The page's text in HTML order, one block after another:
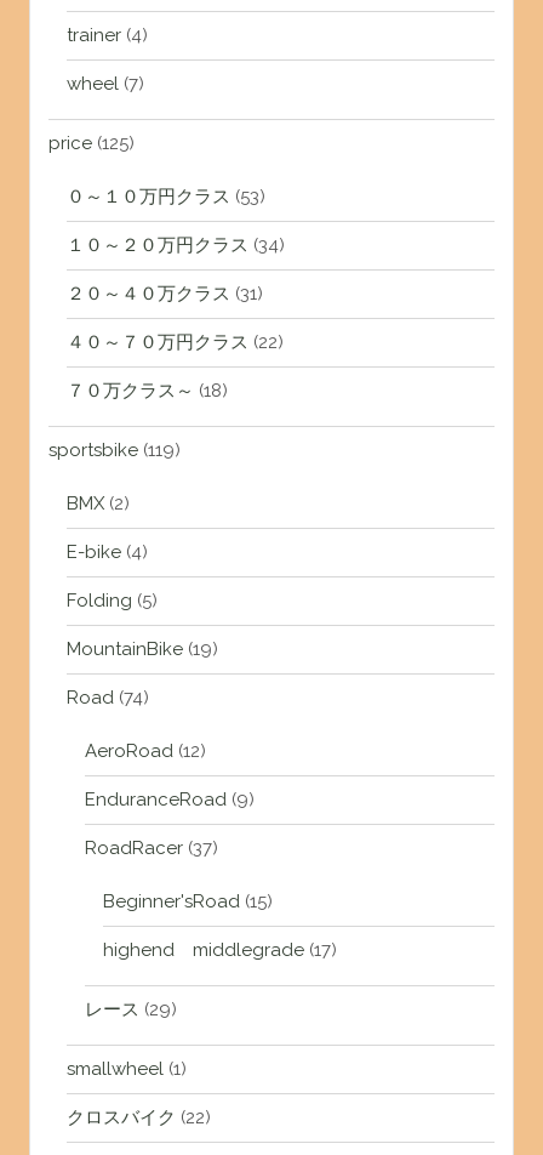
trainer(4)
wheel(7)
price(125)
０～１０万円クラス (53)
１０～２０万円クラス (34)
２０～４０万クラス (31)
４０～７０万円クラス (22)
７０万クラス～ (18)
sportsbike(119)
BMX(2)
E-bike(4)
Folding (5)
MountainBike(19)
Road(74)
AeroRoad(12)
EnduranceRoad(9)
RoadRacer(37)
Beginner'sRoad(15)
highend middlegrade(17)
レース (29)
smallwheel(1)
クロスバイク (22)